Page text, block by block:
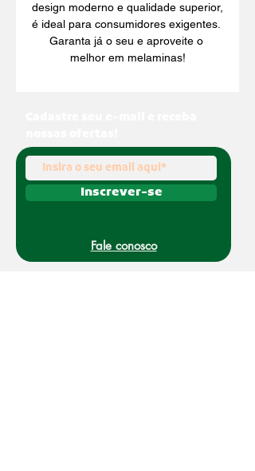
design moderno e qualidade superior,
é ideal para consumidores exigentes.
Garanta já o seu e aproveite o
melhor em melaminas!
Inscrever-se
Fale conosco